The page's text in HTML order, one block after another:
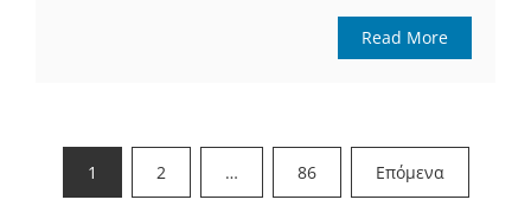
Read More
Σελιδοποίηση
1 2 … 86 Επόμενα